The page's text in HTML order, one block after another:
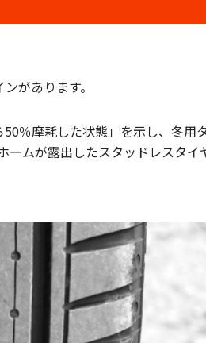
があります。
％摩耗した状態」を示し、冬用
ムが露出したスタッドレスタ